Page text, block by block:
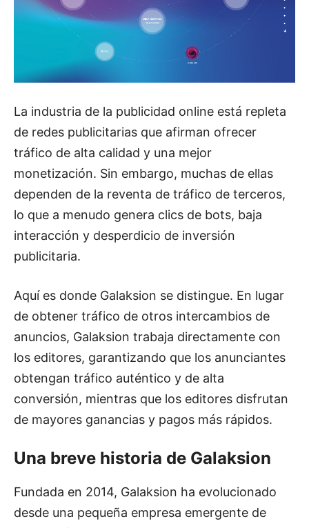
La industria de la publicidad online está repleta
de redes publicitarias que afirman ofrecer
tráfico de alta calidad y una mejor
monetización. Sin embargo, muchas de ellas
dependen de la reventa de tráfico de terceros,
lo que a menudo genera clics de bots, baja
interacción y desperdicio de inversión
publicitaria.
Aquí es donde Galaksion se distingue. En lugar
de obtener tráfico de otros intercambios de
anuncios, Galaksion trabaja directamente con
los editores, garantizando que los anunciantes
obtengan tráfico auténtico y de alta
conversión, mientras que los editores disfrutan
de mayores ganancias y pagos más rápidos.
Una breve historia de Galaksion
Fundada en 2014, Galaksion ha evolucionado
desde una pequeña empresa emergente de